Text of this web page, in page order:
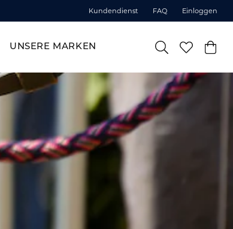
Kundendienst FAQ Einloggen
UNSERE MARKEN